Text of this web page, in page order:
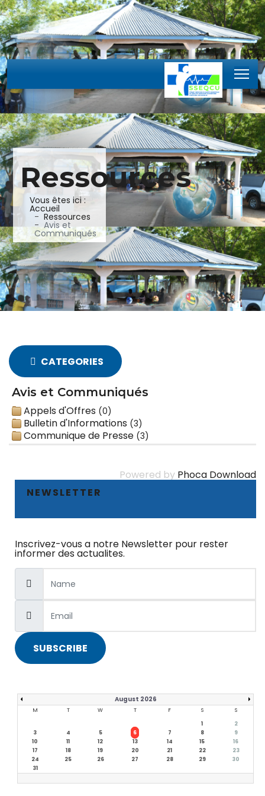
Ressources
Vous êtes ici :
Accueil
Ressources
Avis et
Communiqués
CATEGORIES
Avis et Communiqués
Appels d'Offres (0)
Bulletin d'Informations (3)
Communique de Presse (3)
Powered by Phoca Download
NEWSLETTER
Inscrivez-vous a notre Newsletter pour rester
informer des actualites.
SUBSCRIBE
August 2026
M T W T F S
S
1
2
3
4 5 6 7 8
9
10
11 12 13 14 15
16
17
18 19 20 21 22
23
24
25 26 27 28 29
30
31